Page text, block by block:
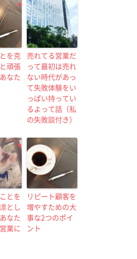
を克
頑張
なた
売れてる営業だ
って最初は売れ
ない時代があっ
て失敗体験をい
っぱい持ってい
るよって話（私
の失敗談付き）
とを
とし
なた
業に
リピート顧客を
増やすための大
事な2つのポイ
ント